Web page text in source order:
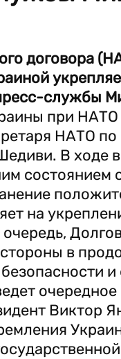
договора
службы
при
НАТО
В ходе
состоянием
на
в
Виктор